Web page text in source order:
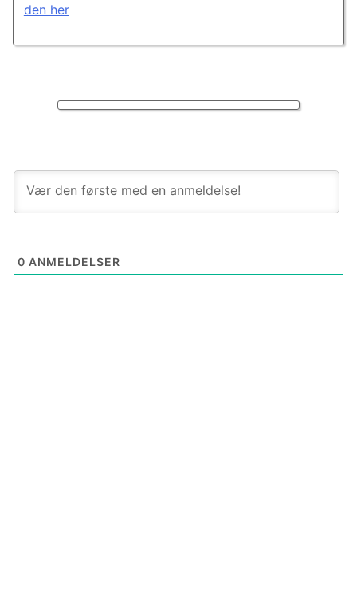
0 ANMELDELSER
den her